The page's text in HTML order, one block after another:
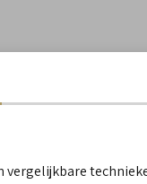
vergelijkbare